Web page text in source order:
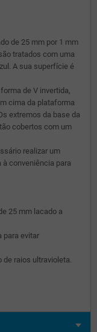
de 25 mm por 1 mm
tratados com uma
A sua superfície é
de V invertida,
cima da plataforma
extremos da base da
cobertos com um
realizar um
à conveniência para
25 mm lacado a
para evitar
raios ultravioleta.